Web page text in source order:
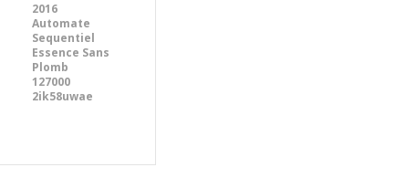
2016
Automate
Sequentiel
Essence Sans
Plomb
127000
2ik58uwae